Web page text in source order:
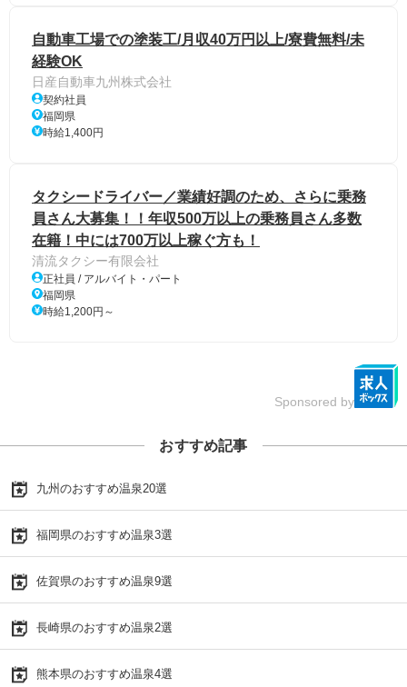
自動車工場での塗装工/月収40万円以上/寮費無料/未
経験OK
日産自動車九州株式会社
契約社員
福岡県
時給1,400円
タクシードライバー／業績好調のため、さらに乗務
員さん大募集！！年収500万以上の乗務員さん多数
在籍！中には700万以上稼ぐ方も！
清流タクシー有限会社
正社員 / アルバイト・パート
福岡県
時給1,200円～
Sponsored by
おすすめ記事
九州のおすすめ温泉20選
福岡県のおすすめ温泉3選
佐賀県のおすすめ温泉9選
長崎県のおすすめ温泉2選
熊本県のおすすめ温泉4選